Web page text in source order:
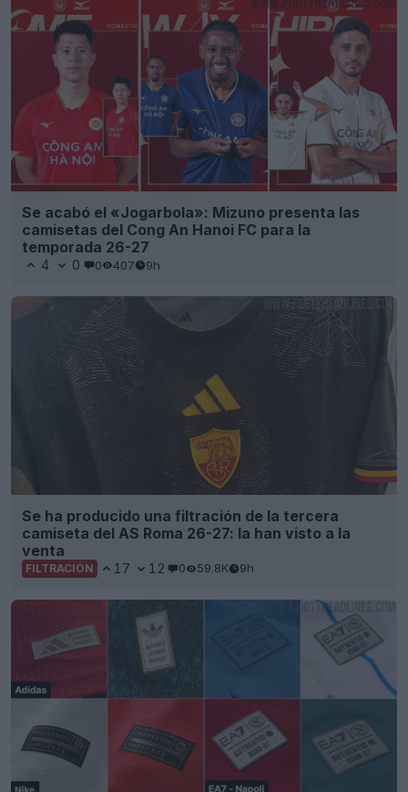
Se acabó el «Jogarbola»: Mizuno presenta las
camisetas del Cong An Hanoi FC para la
temporada 26-27
4 0 0 407 9h
Se ha producido una filtración de la tercera
camiseta del AS Roma 26-27: la han visto a la
venta
FILTRACIÓN 17 12 0 59.8K 9h